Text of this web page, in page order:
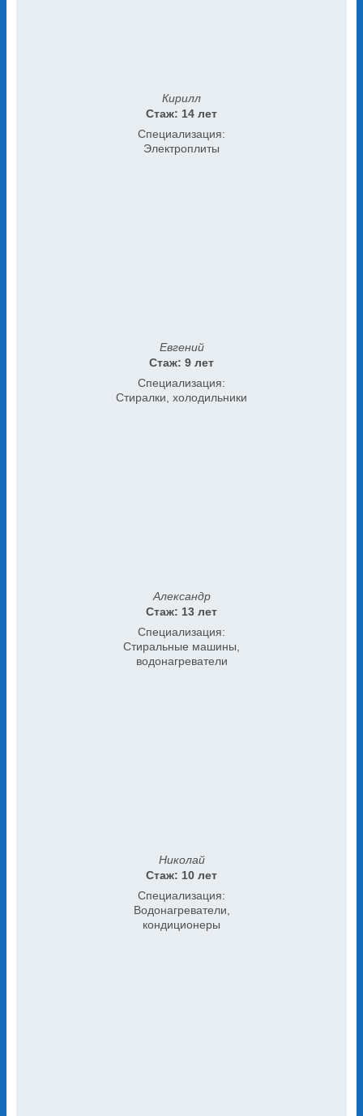
Кирилл
Стаж: 14 лет
Специализация:
Электроплиты
Евгений
Стаж: 9 лет
Специализация:
Стиралки, холодильники
Александр
Стаж: 13 лет
Специализация:
Стиральные машины,
водонагреватели
Николай
Стаж: 10 лет
Специализация:
Водонагреватели,
кондиционеры